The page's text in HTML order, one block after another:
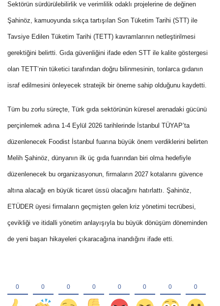
Sektörün sürdürülebilirlik ve verimlilik odaklı projelerine de değinen
Şahinöz, kamuoyunda sıkça tartışılan Son Tüketim Tarihi (STT) ile
Tavsiye Edilen Tüketim Tarihi (TETT) kavramlarının netleştirilmesi
gerektiğini belirtti. Gıda güvenliğini ifade eden STT ile kalite göstergesi
olan TETT’nin tüketici tarafından doğru bilinmesinin, tonlarca gıdanın
israf edilmesini önleyecek stratejik bir öneme sahip olduğunu kaydetti.
Tüm bu zorlu süreçte, Türk gıda sektörünün küresel arenadaki gücünü
perçinlemek adına 1-4 Eylül 2026 tarihlerinde İstanbul TÜYAP’ta
düzenlenecek Foodist İstanbul fuarına büyük önem verdiklerini belirten
Melih Şahinöz, dünyanın ilk üç gıda fuarından biri olma hedefiyle
düzenlenecek bu organizasyonun, firmaların 2027 kotalarını güvence
altına alacağı en büyük ticaret üssü olacağını hatırlattı. Şahinöz,
ETÜDER üyesi firmaların geçmişten gelen kriz yönetimi tecrübesi,
çevikliği ve itidalli yönetim anlayışıyla bu büyük dönüşüm döneminden
de yeni başarı hikayeleri çıkaracağına inandığını ifade etti.